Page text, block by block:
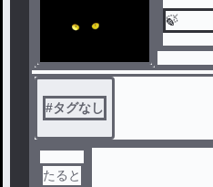
🍃
#タグなし
たると